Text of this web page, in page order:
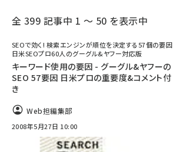
全 399 記事中 1 ～ 50 を表示中
SEOで効く! 検索エンジンが順位を決定する57個の要因
日米SEOプロ60人のグーグル&ヤフー対応版
キーワード使用の要因 - グーグル&ヤフーの
SEO 57要因 日米プロの重要度&コメント付
き
Web担編集部
2008年5月27日 10:00